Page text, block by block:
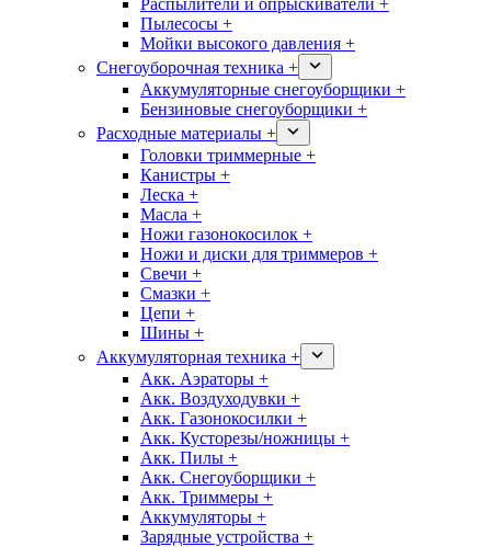
Распылители и опрыскиватели +
Пылесосы +
Мойки высокого давления +
Снегоуборочная техника +
Аккумуляторные снегоуборщики +
Бензиновые снегоуборщики +
Расходные материалы +
Головки триммерные +
Канистры +
Леска +
Масла +
Ножи газонокосилок +
Ножи и диски для триммеров +
Свечи +
Смазки +
Цепи +
Шины +
Аккумуляторная техника +
Акк. Аэраторы +
Акк. Воздуходувки +
Акк. Газонокосилки +
Акк. Кусторезы/ножницы +
Акк. Пилы +
Акк. Снегоуборщики +
Акк. Триммеры +
Аккумуляторы +
Зарядные устройства +